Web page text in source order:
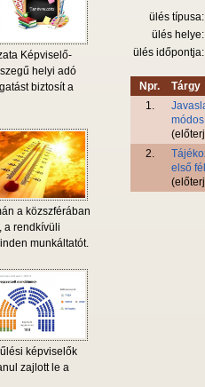
Képviselő-
helyi adó
biztosít a
a közszférában
a rendkívüli
munkáltatót.
képviselők
zajlott le a
ülés típusa:
ülés helye:
ülés időpontja:
Npr.
Tárgy
1.
2.
első